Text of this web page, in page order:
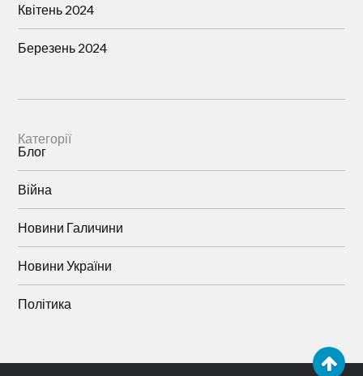
Квітень 2024
Березень 2024
Категорії
Блог
Війна
Новини Галичини
Новини України
Політика